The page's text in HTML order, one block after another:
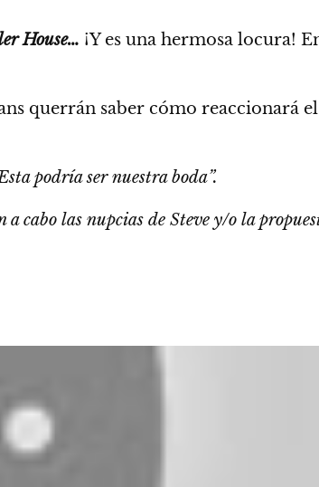
House… ¡Y es una hermosa locura!
querrán saber cómo reaccionará
podría ser nuestra boda”.
a cabo las nupcias de Steve y/o la